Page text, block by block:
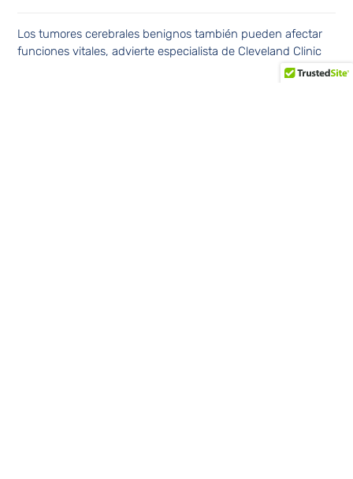
Los tumores cerebrales benignos también pueden afectar
funciones vitales, advierte especialista de Cleveland Clinic